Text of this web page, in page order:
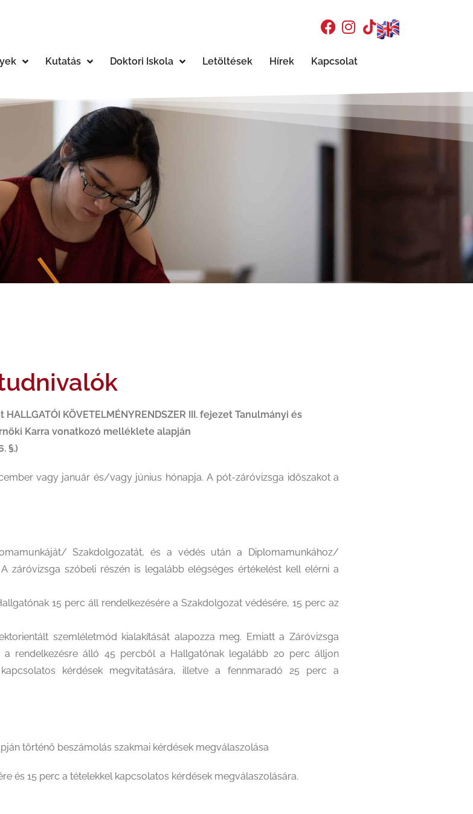
Kutatás Doktori Iskola Letöltések Hírek Kapcsolat
KÖVETELMÉNYRENDSZER III. fejezet Tanulmányi és
Karra vonatkozó melléklete alapján
§.)
vagy január és/vagy június hónapja. A pót-záróvizsga időszakot a
Szakdolgozatát, és a védés után a Diplomamunkához/
záróvizsga szóbeli részén is legalább elégséges értékelést kell elérni a
15 perc áll rendelkezésére a Szakdolgozat védésére, 15 perc az
szemléletmód kialakítását alapozza meg. Emiatt a Záróvizsga
rendelkezésre álló 45 percből a Hallgatónak legalább 20 perc álljon
kérdések megvitatására, illetve a fennmaradó 25 perc a
történő beszámolás szakmai kérdések megválaszolása
és 15 perc a tételekkel kapcsolatos kérdések megválaszolására.